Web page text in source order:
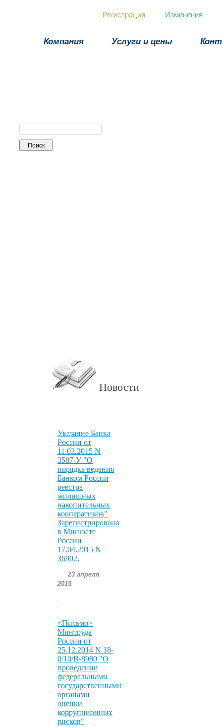
Регистрация Изменения
Компания Услуги и цены
Новости
Указание Банка
России от
11.03.2015 N
3587-У "О
порядке ведения
Банком России
реестра
жилищных
накопительных
кооперативов"
Зарегистрировано
в Минюсте
России
17.04.2015 N
36902.
23 апреля
2015
<Письмо>
Минтруда
России от
25.12.2014 N 18-
0/10/В-8980 "О
проведении
федеральными
государственными
органами
оценки
коррупционных
рисков"